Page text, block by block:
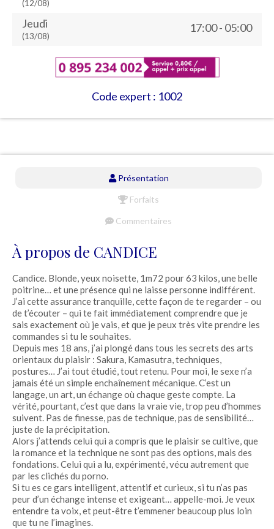
Présentation
Forfaits
Commentaires
À propos de CANDICE
Candice. Blonde, yeux noisette, 1m72 pour 63 kilos, une belle
poitrine… et une présence qui ne laisse personne indifférent.
J’ai cette assurance tranquille, cette façon de te regarder – ou
de t’écouter – qui te fait immédiatement comprendre que je
sais exactement où je vais, et que je peux très vite prendre les
commandes si tu le souhaites.
Depuis mes 18 ans, j’ai plongé dans tous les secrets des arts
orientaux du plaisir : Sakura, Kamasutra, techniques,
postures… J’ai tout étudié, tout retenu. Pour moi, le sexe n’a
jamais été un simple enchaînement mécanique. C’est un
langage, un art, un échange où chaque geste compte. La
vérité, pourtant, c’est que dans la vraie vie, trop peu d’hommes
suivent. Pas de finesse, pas de technique, pas de sensibilité…
juste de la précipitation.
Alors j’attends celui qui a compris que le plaisir se cultive, que
la romance et la technique ne sont pas des options, mais des
fondations. Celui qui a lu, expérimenté, vécu autrement que
par les clichés du porno.
Si tu es ce gars intelligent, attentif et curieux, si tu n’as pas
peur d’un échange intense et exigeant… appelle-moi. Je veux
entendre ta voix, et peut-être t’emmener beaucoup plus loin
que tu ne l’imagines.
(12/08)
Jeudi
(13/08)
17:00 - 05:00
Code expert : 1002